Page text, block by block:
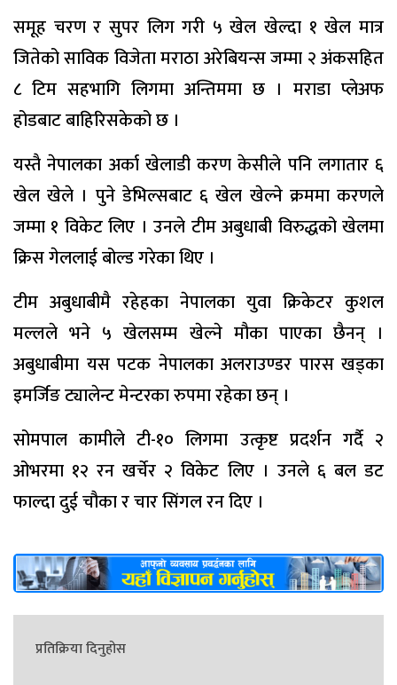
समूह चरण र सुपर लिग गरी ५ खेल खेल्दा १ खेल मात्र
जितेको साविक विजेता मराठा अरेबियन्स जम्मा २ अंकसहित
८ टिम सहभागि लिगमा अन्तिममा छ । मराडा प्लेअफ
होडबाट बाहिरिसकेको छ ।
यस्तै नेपालका अर्का खेलाडी करण केसीले पनि लगातार ६
खेल खेले । पुने डेभिल्सबाट ६ खेल खेल्ने क्रममा करणले
जम्मा १ विकेट लिए । उनले टीम अबुधाबी विरुद्धको खेलमा
क्रिस गेललाई बोल्ड गरेका थिए ।
टीम अबुधाबीमै रहेहका नेपालका युवा क्रिकेटर कुशल
मल्लले भने ५ खेलसम्म खेल्ने मौका पाएका छैनन् ।
अबुधाबीमा यस पटक नेपालका अलराउण्डर पारस खड्का
इमर्जिङ ट्यालेन्ट मेन्टरका रुपमा रहेका छन् ।
सोमपाल कामीले टी-१० लिगमा उत्कृष्ट प्रदर्शन गर्दै २
ओभरमा १२ रन खर्चेर २ विकेट लिए । उनले ६ बल डट
फाल्दा दुई चौका र चार सिंगल रन दिए ।
प्रतिक्रिया दिनुहोस